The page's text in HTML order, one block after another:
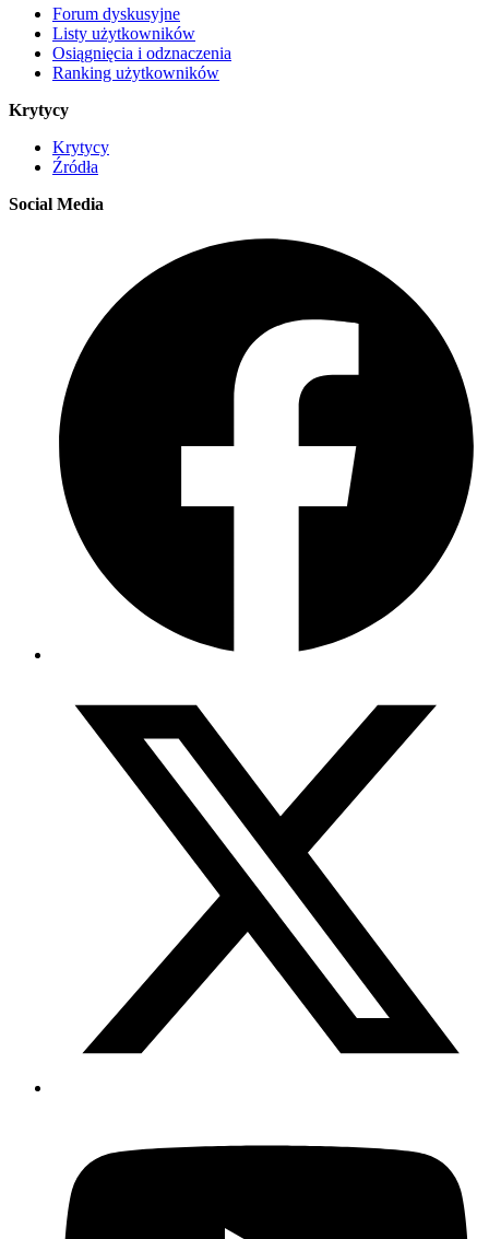
Forum dyskusyjne
Listy użytkowników
Osiągnięcia i odznaczenia
Ranking użytkowników
Krytycy
Krytycy
Źródła
Social Media